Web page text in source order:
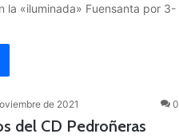
la «iluminada» Fuensanta por 3-
de 2021 0
del CD Pedroñeras